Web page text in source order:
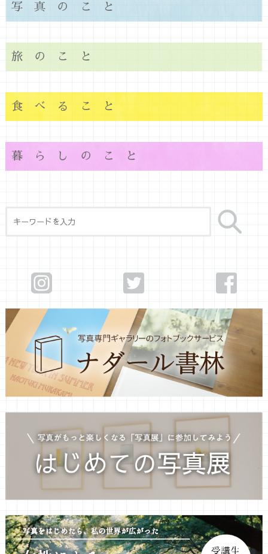
写真のこと
旅のこと
食べること
暮らしのこと